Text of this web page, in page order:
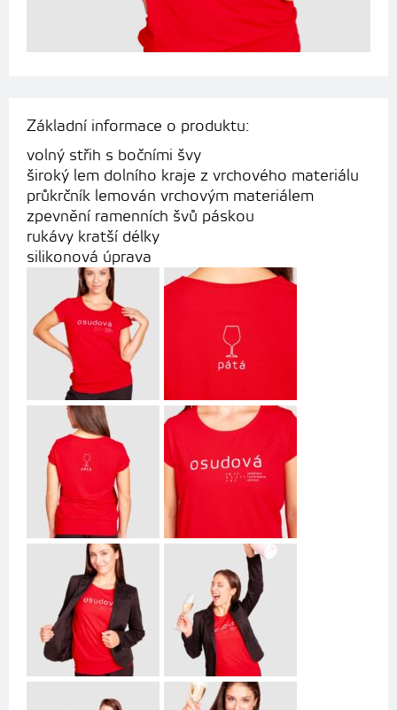
Základní informace o produktu:
volný střih s bočními švy
široký lem dolního kraje z vrchového materiálu
průkrčník lemován vrchovým materiálem
zpevnění ramenních švů páskou
rukávy kratší délky
silikonová úprava